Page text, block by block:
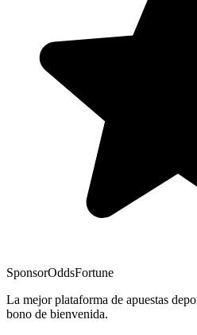
SponsorOddsFortune
La mejor plataforma de apuestas
bono de bienvenida.